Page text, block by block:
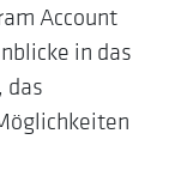
Account
in das
das